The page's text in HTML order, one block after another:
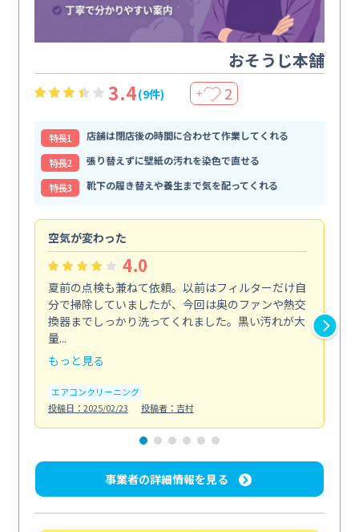
おそうじ本舗
3.4(9件) ＋ 2
特⻑1
店舗は閉店後の時間に合わせて作業してくれる
特⻑2
張り替えずに壁紙の汚れを染色で直せる
特⻑3
靴下の履き替えや養生まで気を配ってくれる
空気が変わった
4.0
夏前の点検も兼ねて依頼。以前はフィルターだけ自
分で掃除していましたが、今回は奥のファンや熱交
換器までしっかり洗ってくれました。黒い汚れが大
量...
もっと見る
エアコンクリーニング
投稿日：2025/02/23
投稿者：吉村
事業者の詳細情報を見る